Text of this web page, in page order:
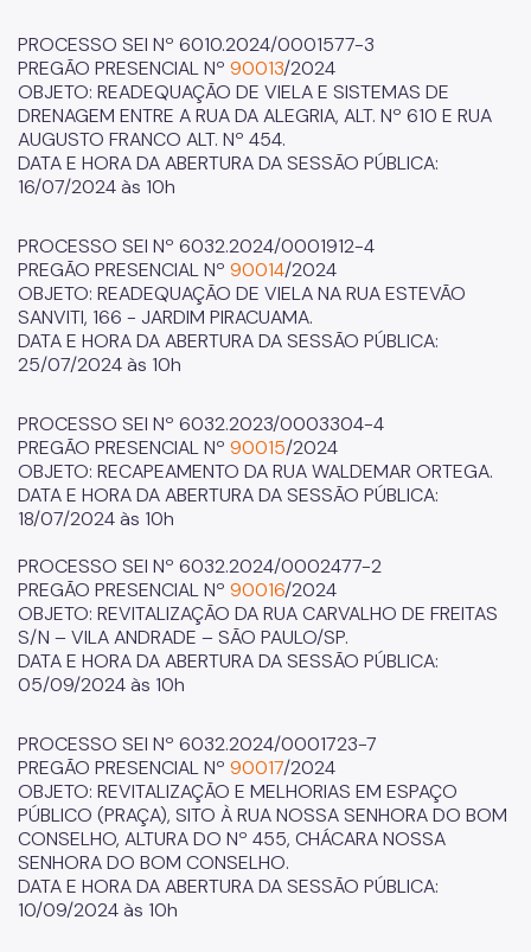
PROCESSO SEI Nº 6010.2024/0001577-3
PREGÃO PRESENCIAL Nº 90013/2024
OBJETO: READEQUAÇÃO DE VIELA E SISTEMAS DE
DRENAGEM ENTRE A RUA DA ALEGRIA, ALT. Nº 610 E RUA
AUGUSTO FRANCO ALT. Nº 454.
DATA E HORA DA ABERTURA DA SESSÃO PÚBLICA:
16/07/2024 às 10h
PROCESSO SEI Nº 6032.2024/0001912-4
PREGÃO PRESENCIAL Nº 90014/2024
OBJETO: READEQUAÇÃO DE VIELA NA RUA ESTEVÃO
SANVITI, 166 - JARDIM PIRACUAMA.
DATA E HORA DA ABERTURA DA SESSÃO PÚBLICA:
25/07/2024 às 10h
PROCESSO SEI Nº 6032.2023/0003304-4
PREGÃO PRESENCIAL Nº 90015/2024
OBJETO: RECAPEAMENTO DA RUA WALDEMAR ORTEGA.
DATA E HORA DA ABERTURA DA SESSÃO PÚBLICA:
18/07/2024 às 10h
PROCESSO SEI Nº 6032.2024/0002477-2
PREGÃO PRESENCIAL Nº 90016/2024
OBJETO: REVITALIZAÇÃO DA RUA CARVALHO DE FREITAS
S/N – VILA ANDRADE – SÃO PAULO/SP.
DATA E HORA DA ABERTURA DA SESSÃO PÚBLICA:
05/09/2024 às 10h
PROCESSO SEI Nº 6032.2024/0001723-7
PREGÃO PRESENCIAL Nº 90017/2024
OBJETO: REVITALIZAÇÃO E MELHORIAS EM ESPAÇO
PÚBLICO (PRAÇA), SITO À RUA NOSSA SENHORA DO BOM
CONSELHO, ALTURA DO Nº 455, CHÁCARA NOSSA
SENHORA DO BOM CONSELHO.
DATA E HORA DA ABERTURA DA SESSÃO PÚBLICA:
10/09/2024 às 10h